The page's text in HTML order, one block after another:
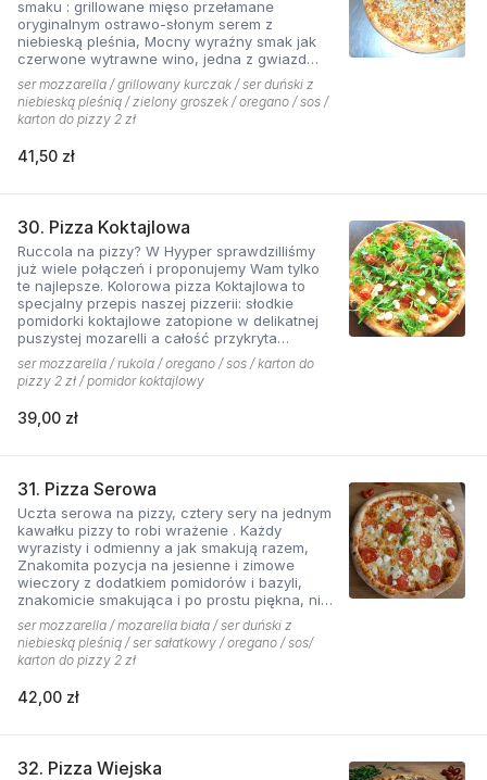
smaku : grillowane mięso przełamane
oryginalnym ostrawo-słonym serem z
niebieską pleśnia, Mocny wyraźny smak jak
czerwone wytrawne wino, jedna z gwiazd
kolekcji pizzerii Hyyper.
ser mozzarella / grillowany kurczak / ser duński z
niebieską pleśnią / zielony groszek / oregano / sos /
karton do pizzy 2 zł
41,50 zł
30. Pizza Koktajlowa
Ruccola na pizzy? W Hyyper sprawdzilliśmy
już wiele połączeń i proponujemy Wam tylko
te najlepsze. Kolorowa pizza Koktajlowa to
specjalny przepis naszej pizzerii: słodkie
pomidorki koktajlowe zatopione w delikatnej
puszystej mozarelli a całość przykryta
ostrawą w smaku sałatą! To bardzo włoska w
smaku i wyglądzie pizza.
ser mozzarella / rukola / oregano / sos / karton do
pizzy 2 zł / pomidor koktajlowy
39,00 zł
31. Pizza Serowa
Uczta serowa na pizzy, cztery sery na jednym
kawałku pizzy to robi wrażenie . Każdy
wyrazisty i odmienny a jak smakują razem,
Znakomita pozycja na jesienne i zimowe
wieczory z dodatkiem pomidorów i bazyli,
znakomicie smakująca i po prostu piękna, nie
sposób się oprzeć pokusie .
ser mozzarella / mozarella biała / ser duński z
niebieską pleśnią / ser sałatkowy / oregano / sos/
karton do pizzy 2 zł
42,00 zł
32. Pizza Wiejska